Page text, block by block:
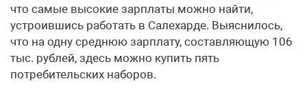
что самые высокие зарплаты можно найти,
устроившись работать в Салехарде. Выяснилось,
что на одну среднюю зарплату, составляющую 106
тыс. рублей, здесь можно купить пять
потребительских наборов.